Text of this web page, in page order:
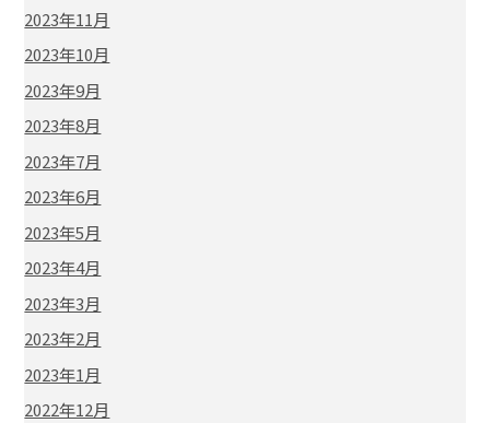
2023年11月
2023年10月
2023年9月
2023年8月
2023年7月
2023年6月
2023年5月
2023年4月
2023年3月
2023年2月
2023年1月
2022年12月